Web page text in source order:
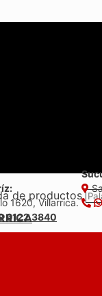
de productos
1620, Villarrica.
6122 3840